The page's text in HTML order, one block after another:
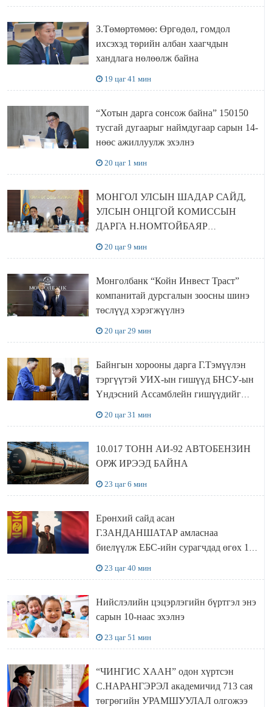
З.Төмөртөмөө: Өргөдөл, гомдол
ихсэхэд төрийн албан хаагчдын
хандлага нөлөөлж байна
19 цаг 41 мин
“Хотын дарга сонсож байна” 150150
тусгай дугаарыг наймдугаар сарын 14-
нөөс ажиллуулж эхэлнэ
20 цаг 1 мин
МОНГОЛ УЛСЫН ШАДАР САЙД,
УЛСЫН ОНЦГОЙ КОМИССЫН
ДАРГА Н.НОМТОЙБАЯР
20 цаг 9 мин
Монголбанк “Койн Инвест Траст”
компанитай дурсгалын зоосны шинэ
төслүүд хэрэгжүүлнэ
20 цаг 29 мин
Байнгын хорооны дарга Г.Тэмүүлэн
тэргүүтэй УИХ-ын гишүүд БНСУ-ын
Үндэсний Ассамблейн гишүүдийг
20 цаг 31 мин
10.017 ТОНН АИ-92 АВТОБЕНЗИН
ОРЖ ИРЭЭД БАЙНА
23 цаг 6 мин
Ерөнхий сайд асан
Г.ЗАНДАНШАТАР амласнаа
биелүүлж ЕБС-ийн сурагчдад өгөх 10.
23 цаг 40 мин
Нийслэлийн цэцэрлэгийн бүртгэл энэ
сарын 10-наас эхэлнэ
23 цаг 51 мин
“ЧИНГИС ХААН” одон хүртсэн
С.НАРАНГЭРЭЛ академичид 713 сая
төгрөгийн УРАМШУУЛАЛ олгожээ